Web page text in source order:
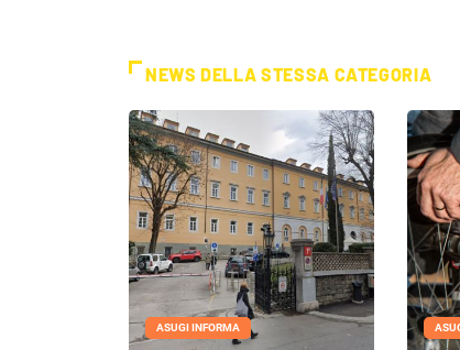
NEWS DELLA STESSA CATEGORIA
ASUGI INFORMA